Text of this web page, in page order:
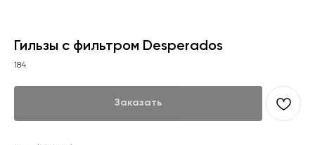
Гильзы с фильтром Desperados
184
Заказать